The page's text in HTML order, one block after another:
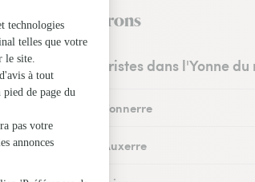
ses environs
Les fleuristes dans l'Yonne
Fleuristes à Tonnerre
Fleuristes à Auxerre